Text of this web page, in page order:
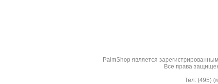
PalmShop являeтся
Все права
Тел: (495)